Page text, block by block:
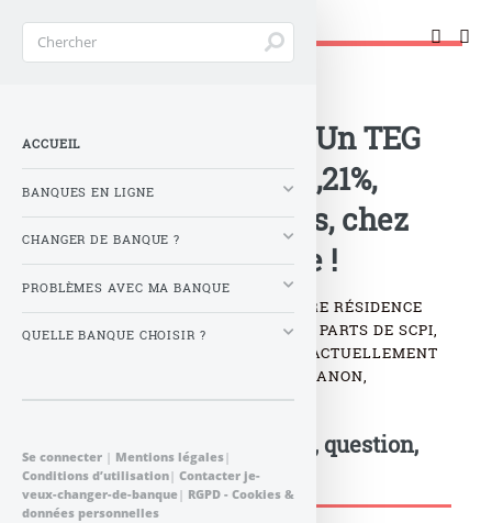
Changer de banque !
Crédit immobilier : Un TEG
fixe de seulement 3,21%,
assurances incluses, chez
Boursorama banque !
QUE CE SOIT POUR FINANCER VOTRE RÉSIDENCE
PRINCIPALE, DES TRAVAUX OU DES PARTS DE SCPI,
BOURSORAMA BANQUE PROPOSE ACTUELLEMENT
UN TAUX DE CRÉDIT IMMOBILIER CANON,
ASSURANCES INCLUSES : 3,21% !
Postez votre commentaire, question,
remarque...
ACCUEIL
BANQUES EN LIGNE
CHANGER DE BANQUE ?
PROBLÈMES AVEC MA BANQUE
QUELLE BANQUE CHOISIR ?
Se connecter | Mentions légales|
Conditions d’utilisation| Contacter je-
veux-changer-de-banque| RGPD - Cookies &
données personnelles